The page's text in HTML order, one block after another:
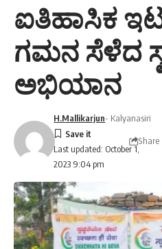
ಐತಿಹಾಸಿಕ
ಗಮನ ಸೆಳೆದ
ಅಭಿಯಾನ
Last updated: October 1,
2023 9:04 pm
H.Mallikarjun- Kalyanasiri
Share